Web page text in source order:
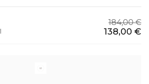
184,00 €
138,00 €